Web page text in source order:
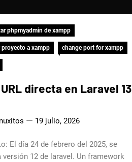
phpmyadmin de xampp
proyecto a xampp change port for xampp
directa en Laravel 13
19 julio, 2026
El día 24 de febrero del 2025, se
versión 12 de laravel. Un framework